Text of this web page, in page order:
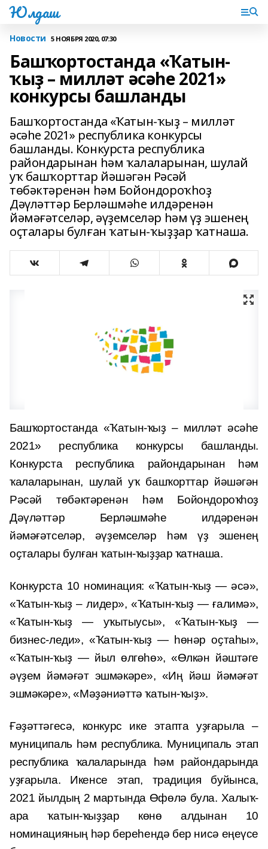
Юлдаш
Новости 5 НОЯБРЯ 2020, 07:30
Башҡортостанда «Ҡатын-
ҡыҙ – милләт әсәһе 2021»
конкурсы башланды
Башҡортостанда «Ҡатын-ҡыҙ – милләт
әсәһе 2021» республика конкурсы
башланды. Конкурста республика
райондарынан һәм ҡалаларынан, шулай
уҡ башҡорттар йәшәгән Рәсәй
төбәктәренән һәм Бойондороҡһоҙ
Дәүләттәр Берләшмәһе илдәренән
йәмәғәтселәр, әүҙемселәр һәм үҙ эшенең
оҫталары булған ҡатын-ҡыҙҙар ҡатнаша.
Башҡортостанда «Ҡатын-ҡыҙ – милләт әсәһе
2021» республика конкурсы башланды.
Конкурста республика райондарынан һәм
ҡалаларынан, шулай уҡ башҡорттар йәшәгән
Рәсәй төбәктәренән һәм Бойондороҡһоҙ
Дәүләттәр Берләшмәһе илдәренән
йәмәғәтселәр, әүҙемселәр һәм үҙ эшенең
оҫталары булған ҡатын-ҡыҙҙар ҡатнаша.
Конкурста 10 номинация: «Ҡатын-ҡыҙ — әсә»,
«Ҡатын-ҡыҙ – лидер», «Ҡатын-ҡыҙ — ғалимә»,
«Ҡатын-ҡыҙ — уҡытыусы», «Ҡатын-ҡыҙ —
бизнес-леди», «Ҡатын-ҡыҙ — һөнәр оҫтаһы»,
«Ҡатын-ҡыҙ — йыл өлгөһө», «Өлкән йәштәге
әүҙем йәмәғәт эшмәкәре», «Иң йәш йәмәғәт
эшмәкәре», «Мәҙәниәттә ҡатын-ҡыҙ».
Ғәҙәттәгесә, конкурс ике этапта уҙғарыла –
муниципаль һәм республика. Муниципаль этап
республика ҡалаларында һәм райондарында
уҙғарыла. Икенсе этап, традиция буйынса,
2021 йылдың 2 мартында Өфөлә була. Халыҡ-
ара ҡатын-ҡыҙҙар көнө алдынан 10
номинацияның һәр береһендә бер нисә еңеүсе